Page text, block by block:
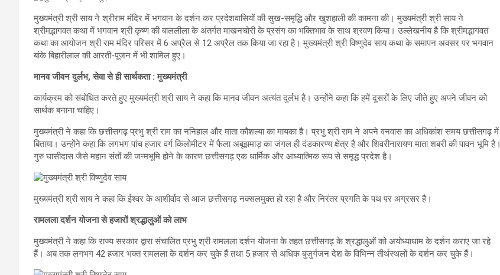
मुख्यमंत्री श्री साय ने श्रीराम मंदिर में भगवान के दर्शन कर प्रदेशवासियों की सुख-समृद्धि और खुशहाली की कामना की। मुख्यमंत्री श्री साय ने
श्रीमद्भागवत कथा में भगवान श्री कृष्ण की बाललीला के अंतर्गत माखनचोरी के प्रसंग का भक्तिभाव के साथ श्रवण किया। उल्लेखनीय है कि श्रीमद्भागवत
कथा का आयोजन श्री राम मंदिर परिसर में 6 अप्रैल से 12 अप्रैल तक किया जा रहा है। मुख्यमंत्री श्री विष्णुदेव साय कथा के समापन अवसर पर भगवान
बांके बिहारीलाल की आरती-पूजन में भी शामिल हुए।
मानव जीवन दुर्लभ, सेवा से ही सार्थकता : मुख्यमंत्री
कार्यक्रम को संबोधित करते हुए मुख्यमंत्री श्री साय ने कहा कि मानव जीवन अत्यंत दुर्लभ है। उन्होंने कहा कि हमें दूसरों के लिए जीते हुए अपने जीवन को
सार्थक बनाना चाहिए।
मुख्यमंत्री ने कहा कि छत्तीसगढ़ प्रभु श्री राम का ननिहाल और माता कौशल्या का मायका है। प्रभु श्री राम ने अपने वनवास का अधिकांश समय छत्तीसगढ़ में
बिताया। उन्होंने कहा कि लगभग पांच हजार वर्ग किलोमीटर में फैला अबूझमाड़ का जंगल ही दंडकारण्य क्षेत्र है और शिवरीनारायण माता शबरी की पावन भूमि है।
गुरु घासीदास जैसे महान संतों की जन्मभूमि होने के कारण छत्तीसगढ़ एक धार्मिक और आध्यात्मिक रूप से समृद्ध प्रदेश है।
मुख्यमंत्री श्री साय ने कहा कि ईश्वर के आशीर्वाद से आज छत्तीसगढ़ नक्सलमुक्त हो रहा है और निरंतर प्रगति के पथ पर अग्रसर है।
रामलला दर्शन योजना से हजारों श्रद्धालुओं को लाभ
मुख्यमंत्री ने कहा कि राज्य सरकार द्वारा संचालित प्रभु श्री रामलला दर्शन योजना के तहत छत्तीसगढ़ के श्रद्धालुओं को अयोध्याधाम के दर्शन कराए जा रहे
हैं। अब तक लगभग 42 हजार भक्त रामलला के दर्शन कर चुके हैं तथा 5 हजार से अधिक बुजुर्गजन देश के विभिन्न तीर्थस्थलों के दर्शन कर चुके हैं।